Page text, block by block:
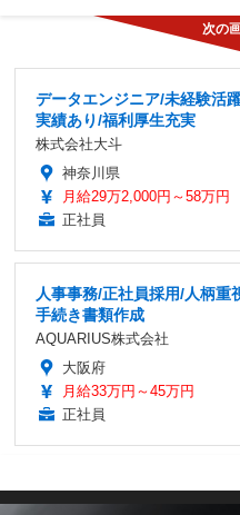
データエンジニア/未経験活
実績あり/福利厚生充実
株式会社大斗
神奈川県
月給29万2,000円～58万円
正社員
人事事務/正社員採用/人柄
手続き書類作成
AQUARIUS株式会社
大阪府
月給33万円～45万円
正社員